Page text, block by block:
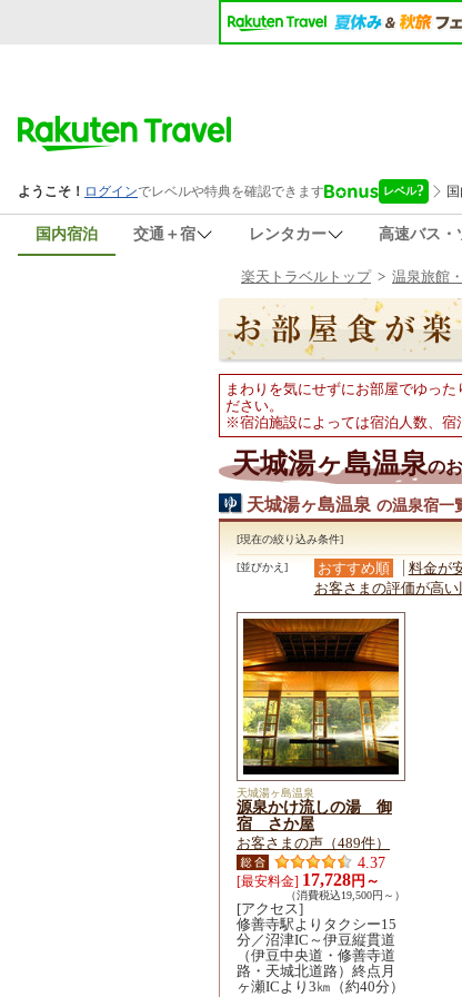
国内宿泊 交通＋宿 レンタカー 高速バス・
楽天トラベルトップ> 温泉旅館
まわりを気にせずにお部屋でゆっ
ださい。
※宿泊施設によっては宿泊人数、宿
天城湯ヶ島温泉の
天城湯ヶ島温泉 の温泉宿一
[現在の絞り込み条件]
[並びかえ] おすすめ順 料金が
お客さまの評価が高い
天城湯ヶ島温泉
源泉かけ流しの湯 御
宿 さか屋
お客さまの声（489件）
4.37
[最安料金] 17,728円～
（消費税込19,500円～）
[アクセス]
修善寺駅よりタクシー15
分／沼津IC～伊豆縦貫道
（伊豆中央道・修善寺道
路・天城北道路）終点月
ヶ瀬ICより3㎞（約40分）